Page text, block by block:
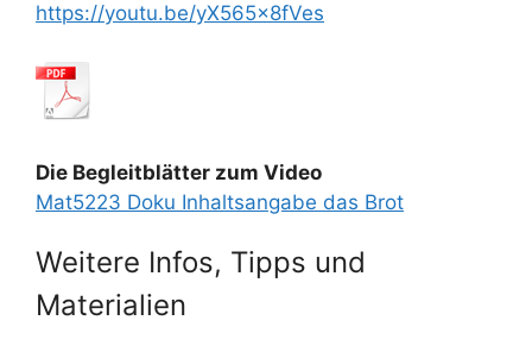
https://youtu.be/yX565x8fVes
Die Begleitblätter zum Video
Mat5223 Doku Inhaltsangabe das Brot
Weitere Infos, Tipps und
Materialien